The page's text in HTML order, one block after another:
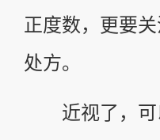
正度数，更要
处方。
近视了，可